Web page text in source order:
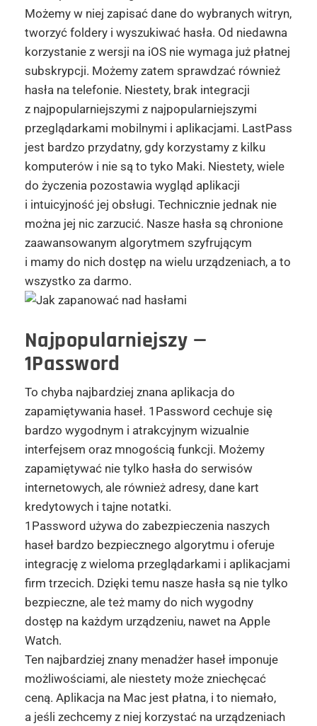
Możemy w niej zapisać dane do wybranych witryn,
tworzyć foldery i wyszukiwać hasła. Od niedawna
korzystanie z wersji na iOS nie wymaga już płatnej
subskrypcji. Możemy zatem sprawdzać również
hasła na telefonie. Niestety, brak integracji
z najpopularniejszymi z najpopularniejszymi
przeglądarkami mobilnymi i aplikacjami. LastPass
jest bardzo przydatny, gdy korzystamy z kilku
komputerów i nie są to tyko Maki. Niestety, wiele
do życzenia pozostawia wygląd aplikacji
i intuicyjność jej obsługi. Technicznie jednak nie
można jej nic zarzucić. Nasze hasła są chronione
zaawansowanym algorytmem szyfrującym
i mamy do nich dostęp na wielu urządzeniach, a to
wszystko za darmo.
Najpopularniejszy —
1Password
To chyba najbardziej znana aplikacja do
zapamiętywania haseł. 1Password cechuje się
bardzo wygodnym i atrakcyjnym wizualnie
interfejsem oraz mnogością funkcji. Możemy
zapamiętywać nie tylko hasła do serwisów
internetowych, ale również adresy, dane kart
kredytowych i tajne notatki.
1Password używa do zabezpieczenia naszych
haseł bardzo bezpiecznego algorytmu i oferuje
integrację z wieloma przeglądarkami i aplikacjami
firm trzecich. Dzięki temu nasze hasła są nie tylko
bezpieczne, ale też mamy do nich wygodny
dostęp na każdym urządzeniu, nawet na Apple
Watch.
Ten najbardziej znany menadżer haseł imponuje
możliwościami, ale niestety może zniechęcać
ceną. Aplikacja na Mac jest płatna, i to niemało,
a jeśli zechcemy z niej korzystać na urządzeniach